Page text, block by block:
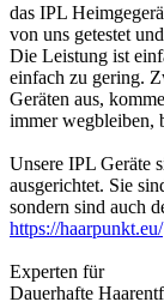
das IPL
von uns getestet
Die Leistung ist
einfach zu gering.
Geräten aus,
immer wegbleiben,
Unsere IPL Geräte
ausgerichtet. Sie
sondern sind auch
https://haarpunkt.eu/
Experten für
Dauerhafte